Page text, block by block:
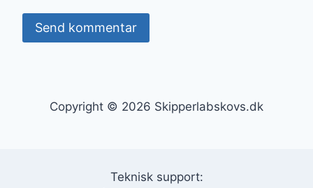
Copyright © 2026 Skipperlabskovs.dk
Teknisk support: